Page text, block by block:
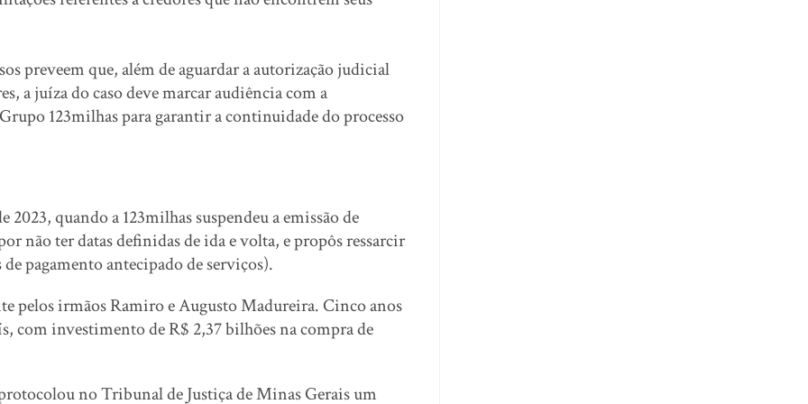
preveem que, além de aguardar a autorização judicial
a juíza do caso deve marcar audiência com a
123milhas para garantir a continuidade do processo
quando a 123milhas suspendeu a emissão de
não ter datas definidas de ida e volta, e propôs ressarcir
pagamento antecipado de serviços).
pelos irmãos Ramiro e Augusto Madureira. Cinco anos
com investimento de R$ 2,37 bilhões na compra de
no Tribunal de Justiça de Minas Gerais um